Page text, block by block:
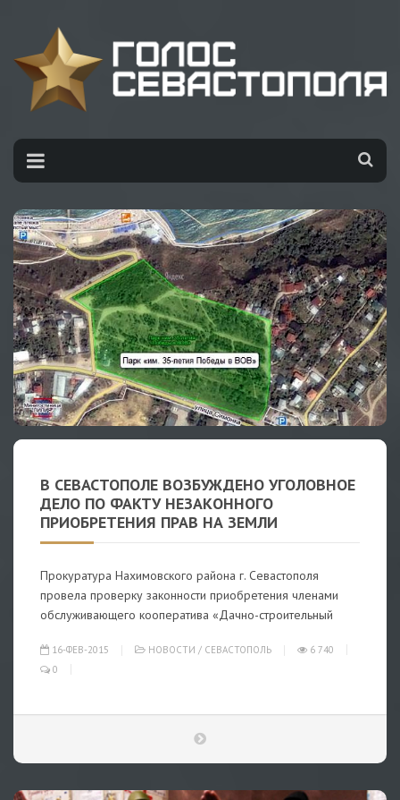
В СЕВАСТОПОЛЕ ВОЗБУЖДЕНО УГОЛОВНОЕ
ДЕЛО ПО ФАКТУ НЕЗАКОННОГО
ПРИОБРЕТЕНИЯ ПРАВ НА ЗЕМЛИ
Прокуратура Нахимовского района г. Севастополя
провела проверку законности приобретения членами
обслуживающего кооператива «Дачно-строительный
16-ФЕВ-2015 НОВОСТИ / СЕВАСТОПОЛЬ
6 740
0